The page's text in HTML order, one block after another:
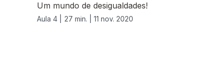
Um mundo de desigualdades!
Aula 4 | 27 min. | 11 nov. 2020